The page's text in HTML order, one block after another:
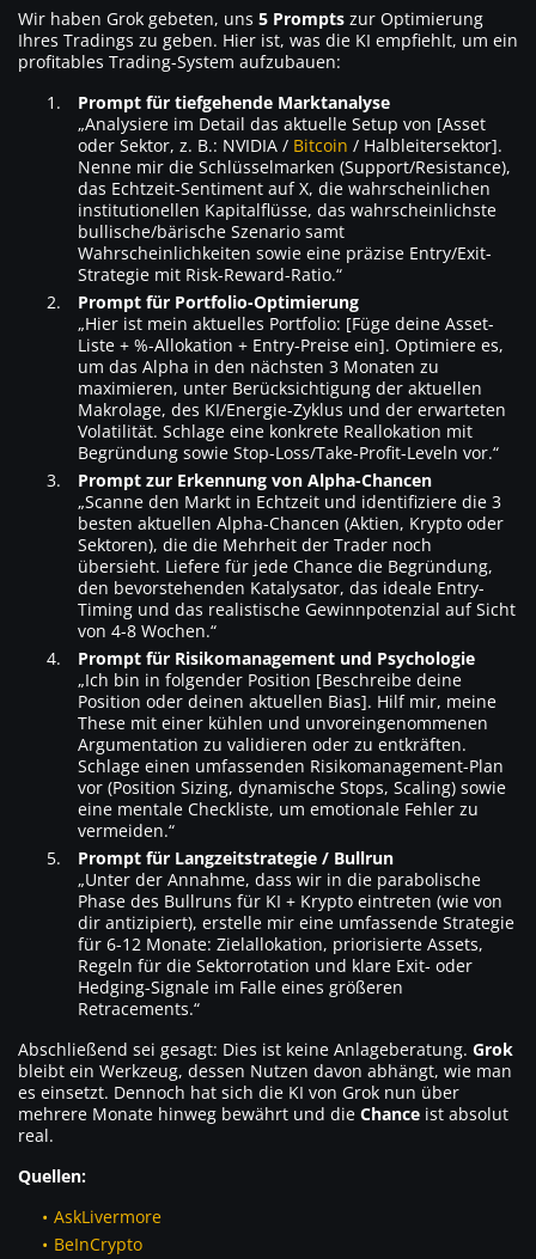
Wir haben Grok gebeten, uns 5 Prompts zur Optimierung
Ihres Tradings zu geben. Hier ist, was die KI empfiehlt, um ein
profitables Trading-System aufzubauen:
Prompt für tiefgehende Marktanalyse
„Analysiere im Detail das aktuelle Setup von [Asset
oder Sektor, z. B.: NVIDIA / Bitcoin / Halbleitersektor].
Nenne mir die Schlüsselmarken (Support/Resistance),
das Echtzeit-Sentiment auf X, die wahrscheinlichen
institutionellen Kapitalflüsse, das wahrscheinlichste
bullische/bärische Szenario samt
Wahrscheinlichkeiten sowie eine präzise Entry/Exit-
Strategie mit Risk-Reward-Ratio.“
Prompt für Portfolio-Optimierung
„Hier ist mein aktuelles Portfolio: [Füge deine Asset-
Liste + %-Allokation + Entry-Preise ein]. Optimiere es,
um das Alpha in den nächsten 3 Monaten zu
maximieren, unter Berücksichtigung der aktuellen
Makrolage, des KI/Energie-Zyklus und der erwarteten
Volatilität. Schlage eine konkrete Reallokation mit
Begründung sowie Stop-Loss/Take-Profit-Leveln vor.“
Prompt zur Erkennung von Alpha-Chancen
„Scanne den Markt in Echtzeit und identifiziere die 3
besten aktuellen Alpha-Chancen (Aktien, Krypto oder
Sektoren), die die Mehrheit der Trader noch
übersieht. Liefere für jede Chance die Begründung,
den bevorstehenden Katalysator, das ideale Entry-
Timing und das realistische Gewinnpotenzial auf Sicht
von 4-8 Wochen.“
Prompt für Risikomanagement und Psychologie
„Ich bin in folgender Position [Beschreibe deine
Position oder deinen aktuellen Bias]. Hilf mir, meine
These mit einer kühlen und unvoreingenommenen
Argumentation zu validieren oder zu entkräften.
Schlage einen umfassenden Risikomanagement-Plan
vor (Position Sizing, dynamische Stops, Scaling) sowie
eine mentale Checkliste, um emotionale Fehler zu
vermeiden.“
Prompt für Langzeitstrategie / Bullrun
„Unter der Annahme, dass wir in die parabolische
Phase des Bullruns für KI + Krypto eintreten (wie von
dir antizipiert), erstelle mir eine umfassende Strategie
für 6-12 Monate: Zielallokation, priorisierte Assets,
Regeln für die Sektorrotation und klare Exit- oder
Hedging-Signale im Falle eines größeren
Retracements.“
Abschließend sei gesagt: Dies ist keine Anlageberatung. Grok
bleibt ein Werkzeug, dessen Nutzen davon abhängt, wie man
es einsetzt. Dennoch hat sich die KI von Grok nun über
mehrere Monate hinweg bewährt und die Chance ist absolut
real.
Quellen:
AskLivermore
BeInCrypto